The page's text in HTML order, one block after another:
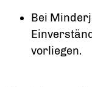
Bei
vorliegen.